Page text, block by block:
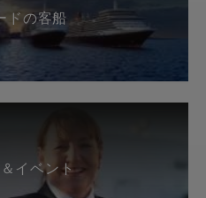
ドの客船
イベント